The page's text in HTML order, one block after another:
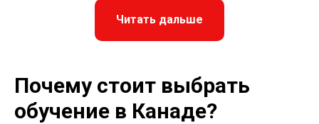
Читать дальше
Почему стоит выбрать
обучение в Канаде?